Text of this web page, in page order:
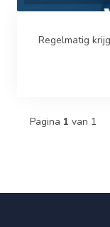
Regelmatig
Pagina 1 van 1